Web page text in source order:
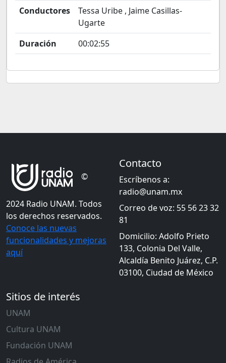
Conductores
Tessa Uribe , Jaime Casillas-
Ugarte
Duración
00:02:55
©
2024 Radio UNAM. Todos
los derechos reservados.
Conoce las nuevas
funcionalidades y mejoras
aquí
Contacto
Escríbenos a:
radio@unam.mx
Correo de voz: 55 56 23 32
81
Domicilio: Adolfo Prieto
133, Colonia Del Valle,
Alcaldía Benito Juárez, C.P.
03100, Ciudad de México
Sitios de interés
UNAM
Cultura UNAM
Fundación UNAM